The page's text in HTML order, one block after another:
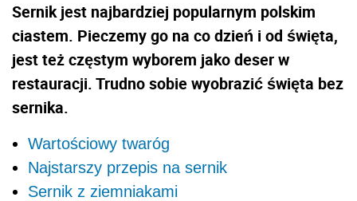
Sernik jest najbardziej popularnym polskim
ciastem. Pieczemy go na co dzień i od święta,
jest też częstym wyborem jako deser w
restauracji. Trudno sobie wyobrazić święta bez
sernika.
Wartościowy twaróg
Najstarszy przepis na sernik
Sernik z ziemniakami